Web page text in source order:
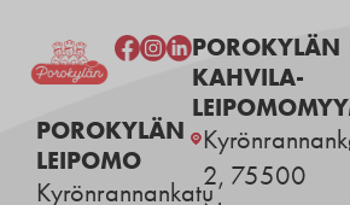
POROKYLÄN
LEIPOMO
Kyrönrannankatu
POROKYLÄN
KAHVILA-
2, 75500